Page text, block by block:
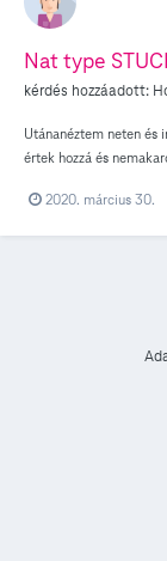
Nat type
kérdés hozzáadott:
Utánanéztem neten
értek hozzá és
magam?
2020. március 30.